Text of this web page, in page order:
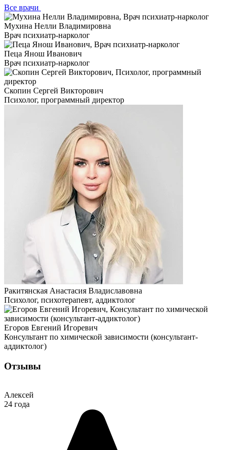
Все врачи
Мухина Нелли Владимировна
Врач психиатр-нарколог
Пеца Янош Иванович
Врач психиатр-нарколог
Скопин Сергей Викторович
Психолог, программный директор
Ракитянская Анастасия Владиславовна
Психолог, психотерапевт, аддиктолог
Егоров Евгений Игоревич
Консультант по химической зависимости (консультант-
аддиктолог)
Отзывы
Алексей
24 года